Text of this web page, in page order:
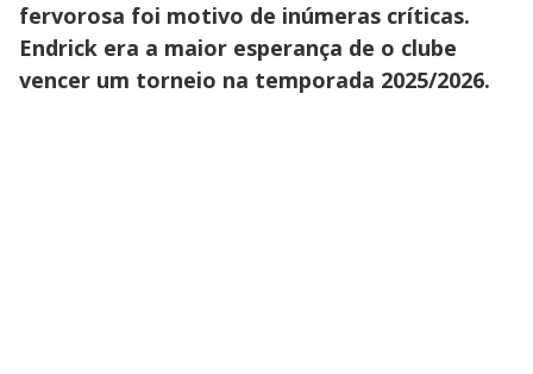
fervorosa foi motivo de inúmeras críticas.
Endrick era a maior esperança de o clube
vencer um torneio na temporada 2025/2026.